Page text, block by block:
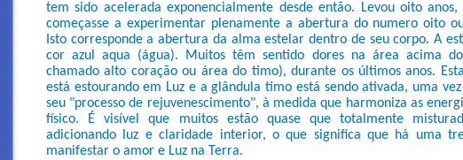
tem sido acelerada exponencialmente desde então. Levou oito
começasse a experimentar plenamente a abertura do numero oito ou
Isto corresponde a abertura da alma estelar dentro de seu corpo. A
cor azul aqua (água). Muitos têm sentido dores na área acima
chamado alto coração ou área do timo), durante os últimos anos.
está estourando em Luz e a glândula timo está sendo ativada, uma
seu "processo de rejuvenescimento", à medida que harmoniza as
físico. É visível que muitos estão quase que totalmente
adicionando luz e claridade interior, o que significa que há uma
manifestar o amor e Luz na Terra.